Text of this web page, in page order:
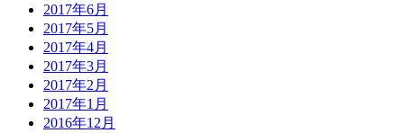
2017年6月
2017年5月
2017年4月
2017年3月
2017年2月
2017年1月
2016年12月